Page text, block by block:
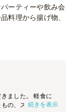
ーティーや飲み会
料理から揚げ物、
ました。 軽食に
の、スイーツと全
続きを表示